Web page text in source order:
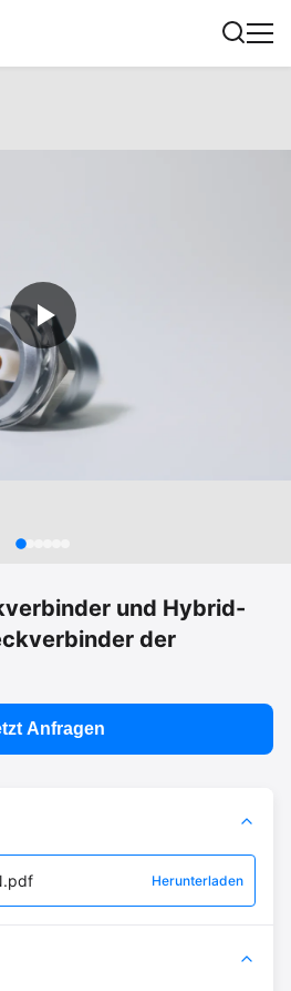
und Hybrid-
der
Anfragen
Herunterladen